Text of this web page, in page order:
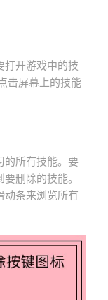
打开游戏中的技
击屏幕上的技能
的所有技能。要
删除的技能。
动条来浏览所有